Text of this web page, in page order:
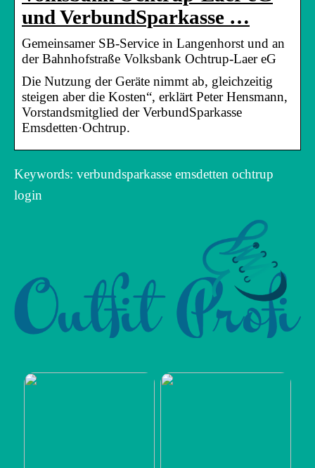
und VerbundSparkasse …
Gemeinsamer SB-Service in Langenhorst und an
der Bahnhofstraße Volksbank Ochtrup-Laer eG
Die Nutzung der Geräte nimmt ab, gleichzeitig
steigen aber die Kosten“, erklärt Peter Hensmann,
Vorstandsmitglied der VerbundSparkasse
Emsdetten·Ochtrup.
Keywords: verbundsparkasse emsdetten ochtrup
login